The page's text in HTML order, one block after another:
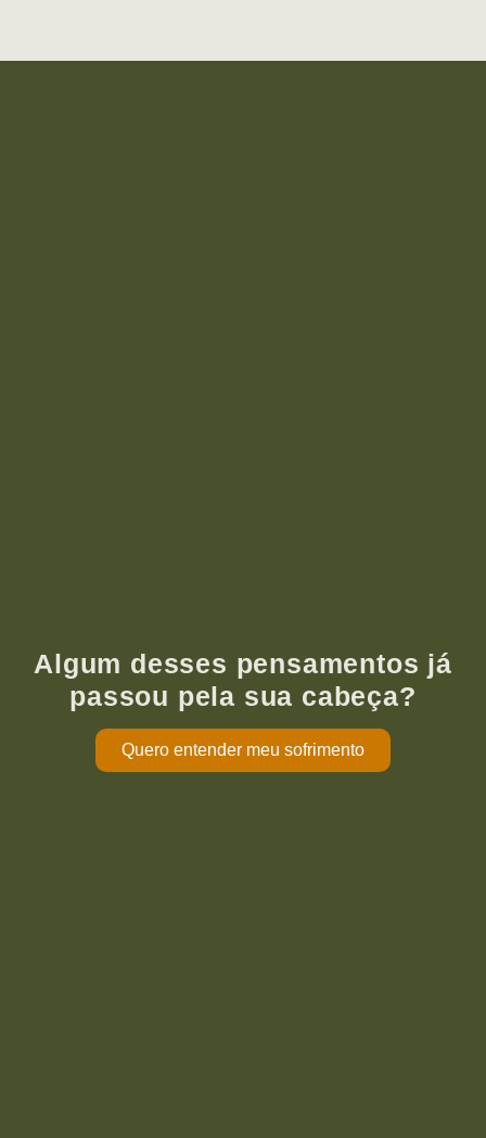
Algum desses pensamentos já
passou pela sua cabeça?
Quero entender meu sofrimento